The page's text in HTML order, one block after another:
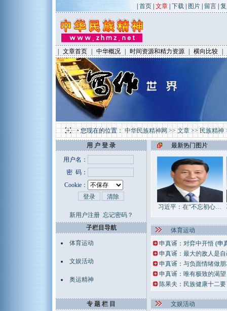
首页 文章 下载 图片 留言
文章首页 中华概况 时间资源和精力资源 横向比较
您现在的位置：中华民族精神网>>文章>>民族精神
用 户 登 录
用户名：
密 码：
Cookie：
新用户注册 忘记密码？
子栏目导航
体育运动
文娱活动
奥运精神
专 题 栏 目
最新热门图片
习近平：在“不忘初心…
体育运动
申真谞：对弈中开悟 (申
申真谞：最大的敌人是
申真谞：与负面情绪做
申真谞：唯有极致的渴
陈果夫：民族健康十二
文娱活动